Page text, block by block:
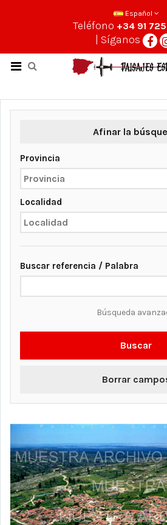
Español
Teléfono +34 91
| Síganos
Afinar la
Provincia
Localidad
Buscar referencia / Palabra
Búsqueda
Buscar
Borrar